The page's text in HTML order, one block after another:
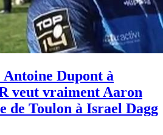
Dupont à
veut vraiment Aaron
de Toulon à Israel Dagg